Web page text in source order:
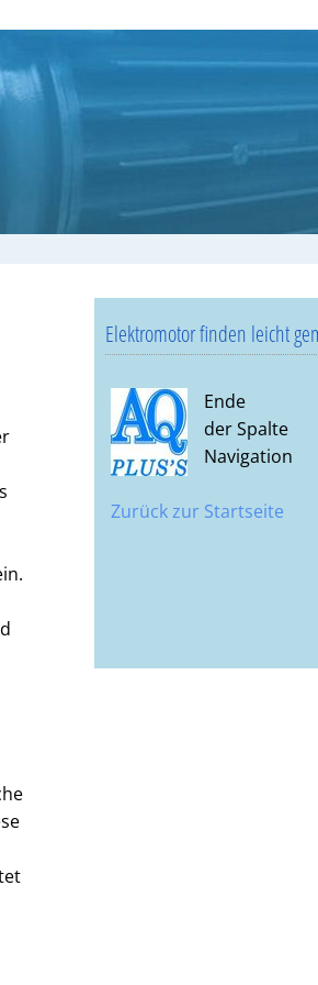
Elektromotor finden leicht
Ende
der Spalte
Navigation
Zurück zur Startseite